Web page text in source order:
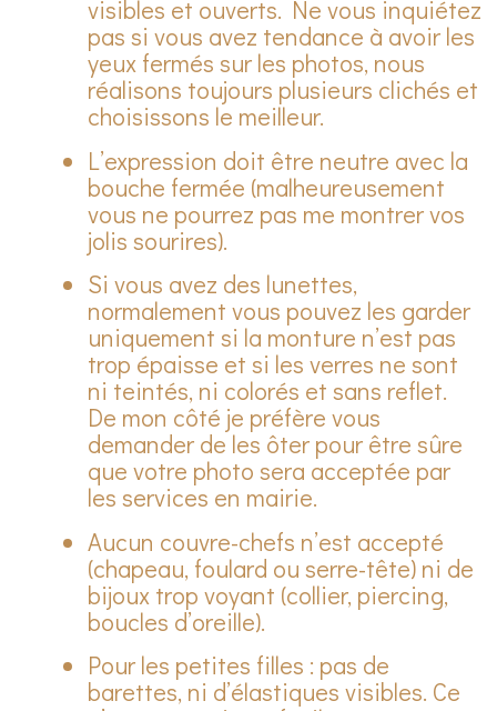
visibles et ouverts. Ne vous inquiétez
pas si vous avez tendance à avoir les
yeux fermés sur les photos, nous
réalisons toujours plusieurs clichés et
choisissons le meilleur.
L’expression doit être neutre avec la
bouche fermée (malheureusement
vous ne pourrez pas me montrer vos
jolis sourires).
Si vous avez des lunettes,
normalement vous pouvez les garder
uniquement si la monture n’est pas
trop épaisse et si les verres ne sont
ni teintés, ni colorés et sans reflet.
De mon côté je préfère vous
demander de les ôter pour être sûre
que votre photo sera acceptée par
les services en mairie.
Aucun couvre-chefs n’est accepté
(chapeau, foulard ou serre-tête) ni de
bijoux trop voyant (collier, piercing,
boucles d’oreille).
Pour les petites filles : pas de
barettes, ni d’élastiques visibles. Ce